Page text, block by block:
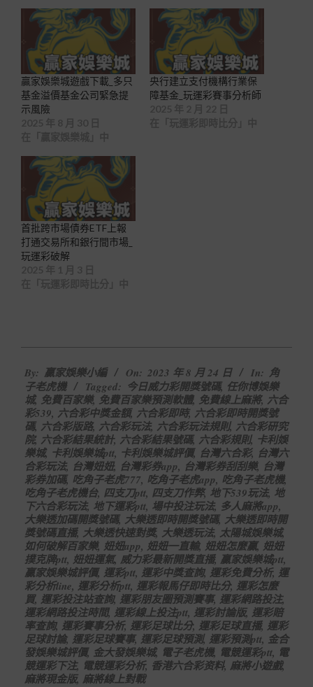
贏家娛樂城遊戲下載_多只
基金溢價基金公司緊急提
示風險
央行建立支付機構行業保
障基金_玩運彩賽事分析師
首批跨市場債券ETF上報
打通交易所和銀行間市場_
玩運彩破解
08-
24
By: 贏家娛樂小編 On: 2023 年 8 月 24 日 In: 角
子老虎機
Tagged: 今日威力彩開獎號碼, 任你博娛樂
城, 免費百家樂, 免費百家樂預測軟體, 免費線上麻將, 六合
彩539, 六合彩中獎金額, 六合彩即時, 六合彩即時開獎號
碼, 六合彩版路, 六合彩玩法, 六合彩玩法規則, 六合彩研究
院, 六合彩結果統計, 六合彩結果號碼, 六合彩規則, 卡利娛
樂城, 卡利娛樂城ptt, 卡利娛樂城評價, 台灣六合彩, 台灣六
合彩玩法, 台灣妞妞, 台灣彩券app, 台灣彩券刮刮樂, 台灣
彩券加碼, 吃角子老虎777, 吃角子老虎app, 吃角子老虎機,
吃角子老虎機台, 四支刀ptt, 四支刀作弊, 地下539玩法, 地
下六合彩玩法, 地下運彩ptt, 場中投注玩法, 多人麻將app,
大樂透加碼開獎號碼, 大樂透即時開獎號碼, 大樂透即時開
獎號碼直播, 大樂透快速對獎, 大樂透玩法, 太陽城娛樂城,
如何破解百家樂, 妞妞app, 妞妞一直輸, 妞妞怎麼贏, 妞妞
撲克牌ptt, 妞妞運氣, 威力彩最新開獎直播, 贏家娛樂城ptt,
贏家娛樂城評價, 運彩ptt, 運彩中獎查詢, 運彩免費分析, 運
彩分析line, 運彩分析ptt, 運彩報馬仔即時比分, 運彩怎麼
買, 運彩投注站查詢, 運彩朋友圈預測賽事, 運彩網路投注,
運彩網路投注時間, 運彩線上投注ptt, 運彩討論版, 運彩賠
率查詢, 運彩賽事分析, 運彩足球比分, 運彩足球直播, 運彩
足球討論, 運彩足球賽事, 運彩足球預測, 運彩預測ptt, 金合
發娛樂城評價, 金大發娛樂城, 電子老虎機, 電競運彩ptt, 電
競運彩下注, 電競運彩分析, 香港六合彩资料, 麻將小遊戲,
麻將現金版, 麻將線上對戰